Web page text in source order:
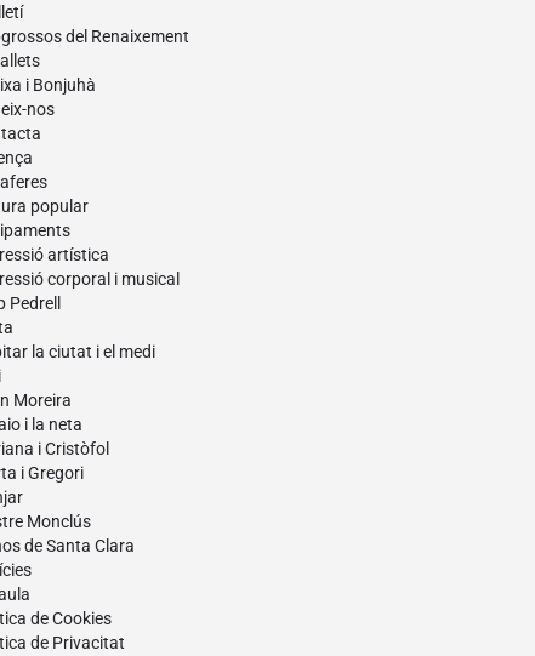
del Renaixement
i Bonjuhà
nos
popular
artística
corporal i musical
Pedrell
la ciutat i el medi
Moreira
i la neta
i Cristòfol
i Gregori
Monclús
de Santa Clara
de Cookies
de Privacitat